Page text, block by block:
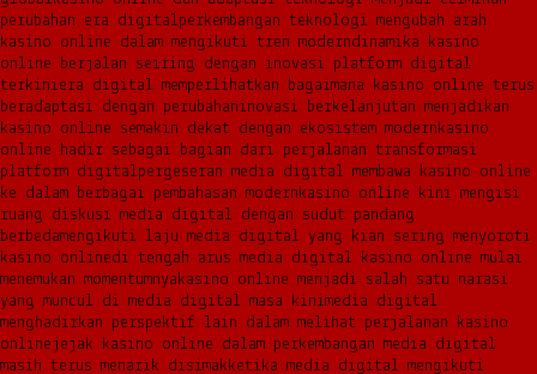
perubahan era digitalperkembangan teknologi mengubah arah
kasino online dalam mengikuti tren moderndinamika kasino
online berjalan seiring dengan inovasi platform digital
terkiniera digital memperlihatkan bagaimana kasino online terus
beradaptasi dengan perubahaninovasi berkelanjutan menjadikan
kasino online semakin dekat dengan ekosistem modernkasino
online hadir sebagai bagian dari perjalanan transformasi
platform digitalpergeseran media digital membawa kasino online
ke dalam berbagai pembahasan modernkasino online kini mengisi
ruang diskusi media digital dengan sudut pandang
berbedamengikuti laju media digital yang kian sering menyoroti
kasino onlinedi tengah arus media digital kasino online mulai
menemukan momentumnyakasino online menjadi salah satu narasi
yang muncul di media digital masa kinimedia digital
menghadirkan perspektif lain dalam melihat perjalanan kasino
onlinejejak kasino online dalam perkembangan media digital
masih terus menarik disimakketika media digital mengikuti